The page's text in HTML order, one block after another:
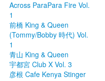
Across ParaPara Fire Vol.
1
前橋 King & Queen
(Tommy/Bobby 時代) Vol.
1
青山 King & Queen
宇都宮 Club X Vol. 3
彦根 Cafe Kenya Stinger